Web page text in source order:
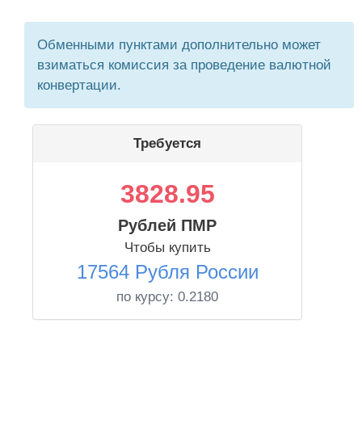
Обменными пунктами дополнительно может
взиматься комиссия за проведение валютной
конвертации.
Требуется
3828.95
Рублей ПМР
Чтобы купить
17564 Рубля России
по курсу: 0.2180